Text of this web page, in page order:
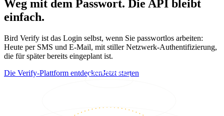
Weg mit dem Passwort. Die API bleibt
einfach.
Bird Verify ist das Login selbst, wenn Sie passwortlos arbeiten:
Heute per SMS und E-Mail, mit stiller Netzwerk-Authentifizierung,
die für später bereits eingeplant ist.
Die Verify-Plattform entdeckenJetzt starten